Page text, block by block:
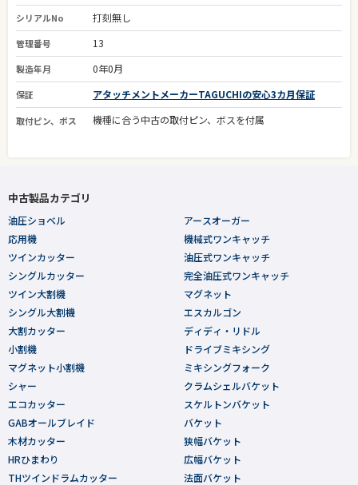
シリアルNo 打刻無し
管理番号 13
製造年月 0年0月
保証 アタッチメントメーカーTAGUCHIの安心3カ月保証
取付ピン、ボス 機種に合う中古の取付ピン、ボスを付属
中古製品カテゴリ
油圧ショベル
応用機
ツインカッター
シングルカッター
ツイン大割機
シングル大割機
大割カッター
小割機
マグネット小割機
シャー
エコカッター
GABオールブレイド
木材カッター
HRひまわり
THツインドラムカッター
アースオーガー
機械式ワンキャッチ
油圧式ワンキャッチ
完全油圧式ワンキャッチ
マグネット
エスカルゴン
ディディ・リドル
ドライブミキシング
ミキシングフォーク
クラムシェルバケット
スケルトンバケット
バケット
狭幅バケット
広幅バケット
法面バケット